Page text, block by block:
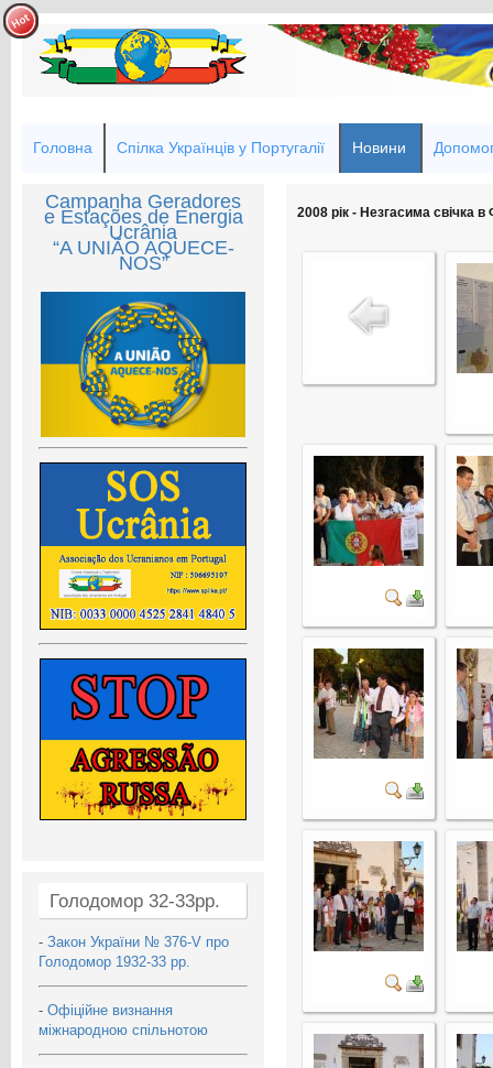
Головна Спілка Українців у Португалії Новини
Campanha Geradores
e Estações de Energia
Ucrânia
“A UNIÃO AQUECE-
NOS”
Голодомор 32-33рр.
- Закон України № 376-V про
Голодомор 1932-33 рр.
- Офіційне визнання
міжнародною спільнотою
2008 рік - Незгасима свічка в